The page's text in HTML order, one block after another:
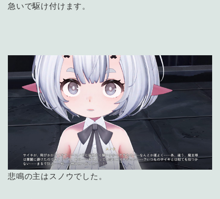
急いで駆け付けます。
悲鳴の主はスノウでした。